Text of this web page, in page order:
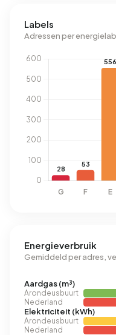
Labels
Adressen per
Energieverbruik
Gemiddeld per adres,
Aardgas (m³)
Arondeusbuurt
Nederland
Elektriciteit (kWh)
Arondeusbuurt
Nederland